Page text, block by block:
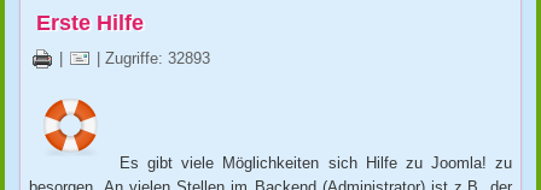
Erste Hilfe
| Zugriffe: 32893
Es gibt viele Möglichkeiten sich Hilfe zu Joomla! zu